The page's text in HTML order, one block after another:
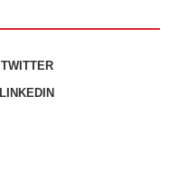
TWITTER
LINKEDIN